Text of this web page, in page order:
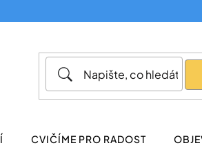
CVIČÍME PRO RADOST
Co potřebujete najít?